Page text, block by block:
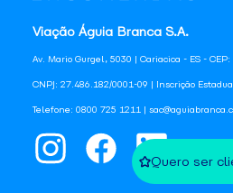
Quero ser
Viação Águia Branca S.A.
Av. Mario Gurgel, 5030 | Cariacica - ES -
CNPJ: 27.486.182/0001-09 | Inscrição
Telefone: 0800 725 1211 |